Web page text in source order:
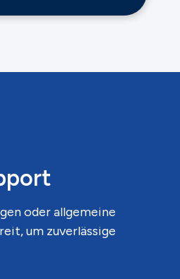
oder allgemeine
um zuverlässige